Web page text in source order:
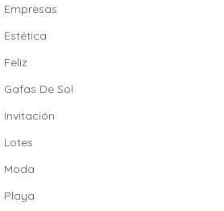
Empresas
Estética
Feliz
Gafas De Sol
Invitación
Lotes
Moda
Playa